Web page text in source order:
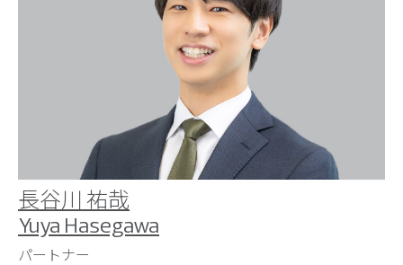
長谷川 祐哉
Yuya Hasegawa
パートナー